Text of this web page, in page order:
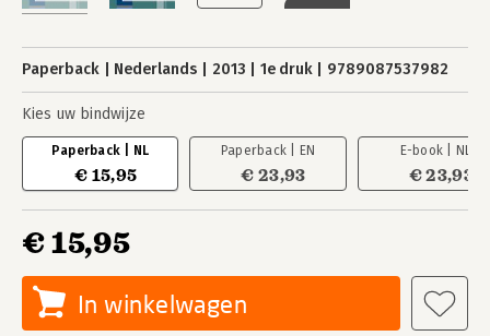
Paperback Nederlands 2013 1e druk 9789087537982
Kies uw bindwijze
Paperback | NL
€ 15,95
Paperback | EN
€ 23,93
E-book | NL
€ 23,93
€ 15,95
In winkelwagen